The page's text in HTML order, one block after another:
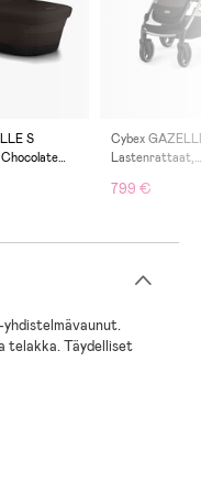
S
Cybex
Lastenrattaat,
799 €
telakka. Täydelliset